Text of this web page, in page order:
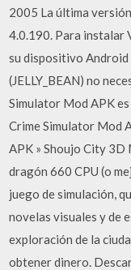
2005 La última
4.0.190. Para instalar
su dispositivo Android
(JELLY_BEAN) no
Simulator Mod APK
Crime Simulator Mod
APK » Shoujo City 3D
dragón 660 CPU (o
juego de simulación,
novelas visuales y de
exploración de la
obtener dinero.